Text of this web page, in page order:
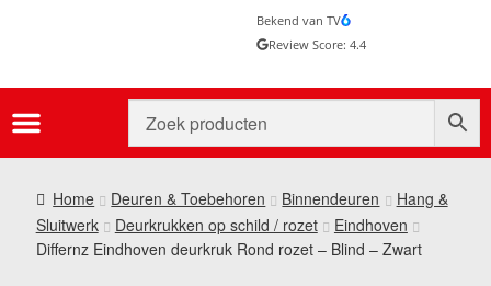
Bekend van TV
Review Score: 4.4
Home Deuren & Toebehoren Binnendeuren
Hang &
Sluitwerk
Deurkrukken op schild / rozet
Eindhoven
Differnz Eindhoven deurkruk Rond rozet – Blind – Zwart